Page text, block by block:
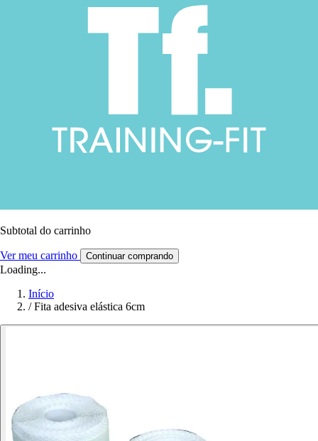
Subtotal do carrinho
Ver meu carrinho Continuar comprando
Loading...
Início
/ Fita adesiva elástica 6cm